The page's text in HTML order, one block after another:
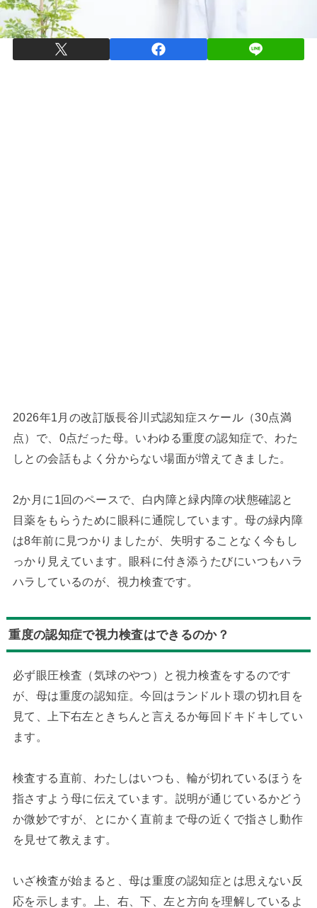
2026年1月の改訂版長谷川式認知症スケール（30点満
点）で、0点だった母。いわゆる重度の認知症で、わた
しとの会話もよく分からない場面が増えてきました。
2か月に1回のペースで、白内障と緑内障の状態確認と
目薬をもらうために眼科に通院しています。母の緑内障
は8年前に見つかりましたが、失明することなく今もし
っかり見えています。眼科に付き添うたびにいつもハラ
ハラしているのが、視力検査です。
重度の認知症で視力検査はできるのか？
必ず眼圧検査（気球のやつ）と視力検査をするのです
が、母は重度の認知症。今回はランドルト環の切れ目を
見て、上下右左ときちんと言えるか毎回ドキドキしてい
ます。
検査する直前、わたしはいつも、輪が切れているほうを
指さすよう母に伝えています。説明が通じているかどう
か微妙ですが、とにかく直前まで母の近くで指さし動作
を見せて教えます。
いざ検査が始まると、母は重度の認知症とは思えない反
応を示します。上、右、下、左と方向を理解しているよ